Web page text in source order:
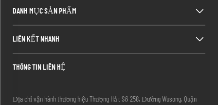
DANH MỤC SẢN PHẨM
LIÊN KẾT NHANH
THÔNG TIN LIÊN HỆ
Địa chỉ vận hành thương hiệu Thượng Hải: Số 258, Đường Wusong, Quận